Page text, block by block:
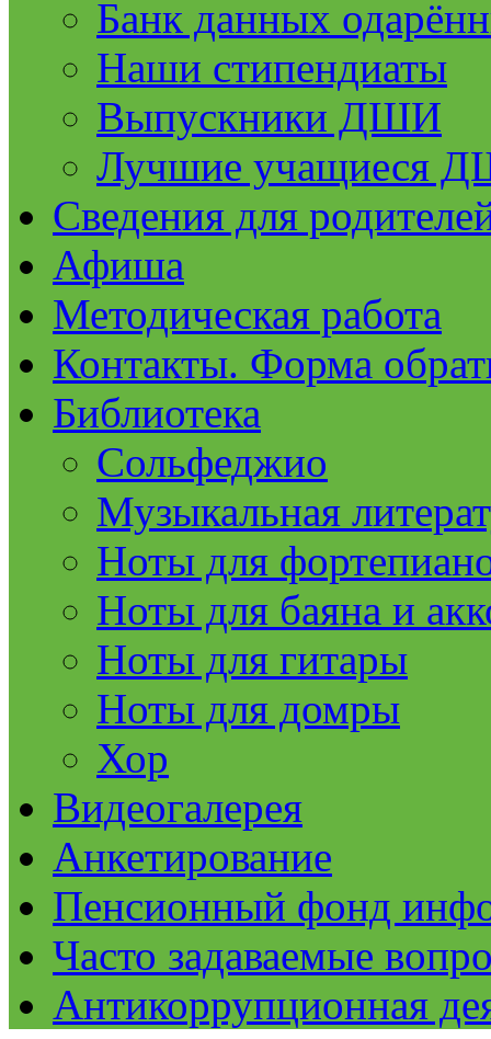
Банк данных
Наши стипендиаты
Выпускники ДШИ
Лучшие учащиеся
Сведения для
Афиша
Методическая работа
Контакты. Форма
Библиотека
Сольфеджио
Музыкальная
Ноты для
Ноты для баяна и
Ноты для гитары
Ноты для домры
Хор
Видеогалерея
Анкетирование
Пенсионный фонд
Часто задаваемые
Антикоррупционная